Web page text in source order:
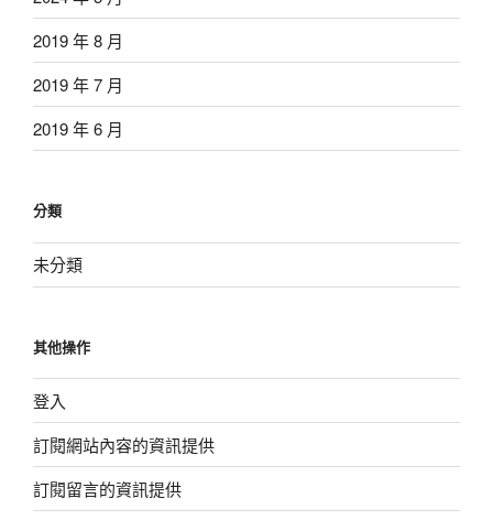
2019 年 8 月
2019 年 7 月
2019 年 6 月
分類
未分類
其他操作
登入
訂閱網站內容的資訊提供
訂閱留言的資訊提供